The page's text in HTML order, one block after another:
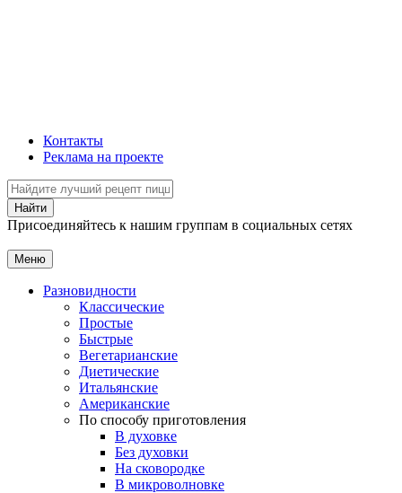
Контакты
Реклама на проекте
Присоединяйтесь к нашим группам в социальных сетях
Меню
Разновидности
Классические
Простые
Быстрые
Вегетарианские
Диетические
Итальянские
Американские
По способу приготовления
В духовке
Без духовки
На сковородке
В микроволновке